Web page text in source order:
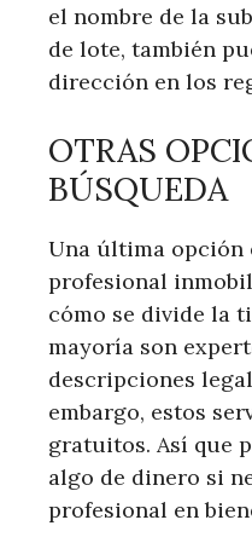
el nombre de la
de lote, también
dirección en los
OTRAS
BÚSQUEDA
Una última opción
profesional
cómo se divide la
mayoría son
descripciones
embargo, estos
gratuitos. Así que
algo de dinero si
profesional en